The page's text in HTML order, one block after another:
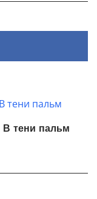
В тени пальм